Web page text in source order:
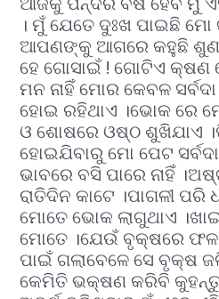
। ମୁଁ ଯେତେ ଦୁଃଖ ପାଇଛି ମୋ
ଆପଣଙ୍କୁ ଆଗରେ କହୁଛି ଶୁଣ ।
ହେ ଗୋସାଇଁ ! ଗୋଟିଏ କ୍ଷଣ
ମନ ନାହିଁ ମୋର କେବଳ
ହୋଇ ରହିଥାଏ ।ଭୋକ ରେ
ଓ ଶୋଷରେ ଓଷ୍ଠ ଶୁଖିଯାଏ
ହୋଇଯିବାରୁ ମୋ ପେଟ
ଭାବରେ ବସି ପାରେ ନାହିଁ
ରାତିଦିନ କାଟେ ।ପାଗଳୀ ପରି
ମୋତେ ଭୋକ ଲାଗୁଥାଏ
ମୋତେ ।ଯେଉଁ ବୃକ୍ଷରେ ଫଳ
ପାଇଁ ଗଲାବେଳେ ସେ ବୃକ୍ଷ
କେମିତି ଭକ୍ଷଣ କରିବି କୁହନ୍ତୁ